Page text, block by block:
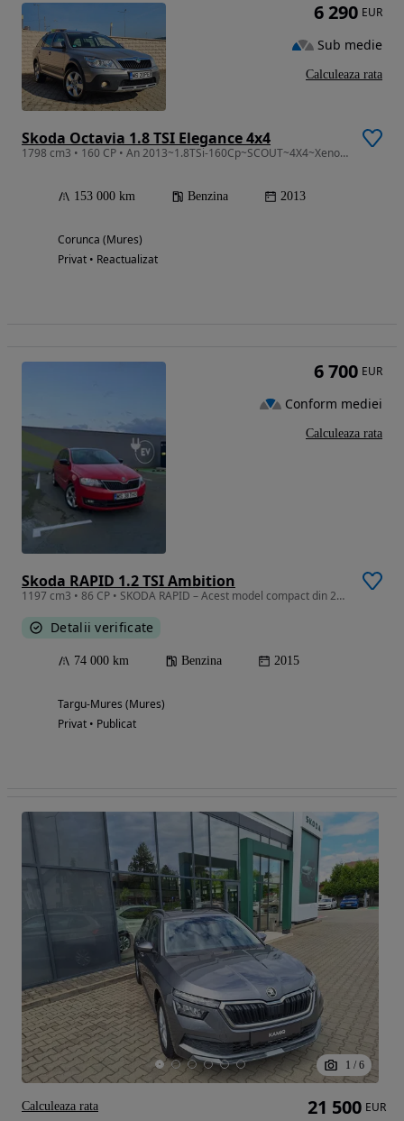
Skoda Octavia 1.8 TSI Elegance 4x4
1798 cm3 • 160 CP • An 2013~1.8TSi-160Cp~SCOUT~4X4~Xenon~Trapa~Navigatie~Impecabil
153 000 km Benzina 2013
Corunca (Mures)
Privat • Reactualizat
6 290 EUR
Sub medie
Calculeaza rata
Skoda RAPID 1.2 TSI Ambition
1197 cm3 • 86 CP • SKODA RAPID – Acest model compact din 2015 oferă un echilibru excelent
Detalii verificate
74 000 km Benzina 2015
Targu-Mures (Mures)
Privat • Publicat
6 700 EUR
Conform mediei
Calculeaza rata
1 / 6
21 500 EUR
Calculeaza rata